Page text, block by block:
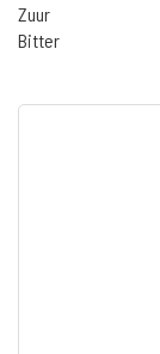
Zuur
Bitter